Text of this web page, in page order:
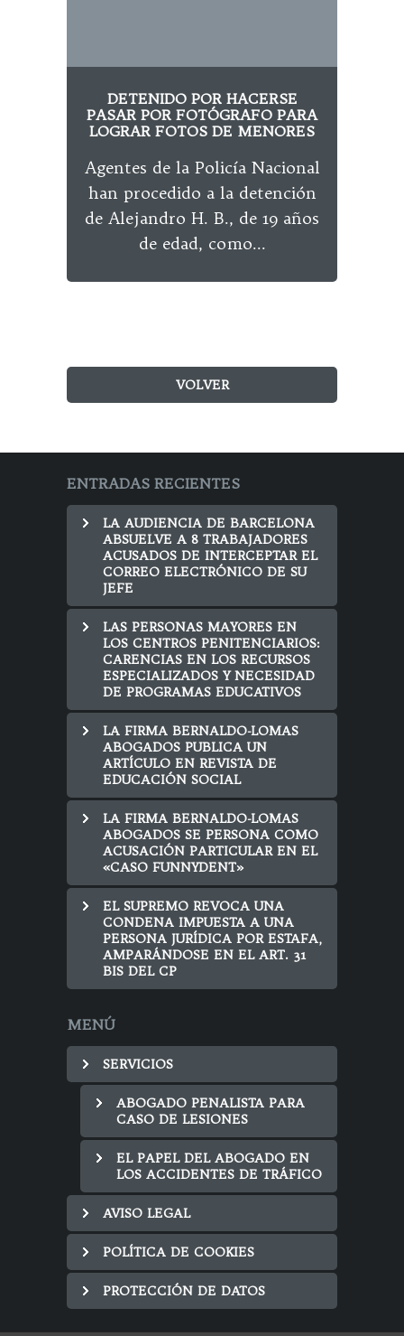
DETENIDO POR HACERSE
PASAR POR FOTÓGRAFO PARA
LOGRAR FOTOS DE MENORES
Agentes de la Policía Nacional
han procedido a la detención
de Alejandro H. B., de 19 años
de edad, como...
VOLVER
ENTRADAS RECIENTES
LA AUDIENCIA DE BARCELONA
ABSUELVE A 8 TRABAJADORES
ACUSADOS DE INTERCEPTAR EL
CORREO ELECTRÓNICO DE SU
JEFE
LAS PERSONAS MAYORES EN
LOS CENTROS PENITENCIARIOS:
CARENCIAS EN LOS RECURSOS
ESPECIALIZADOS Y NECESIDAD
DE PROGRAMAS EDUCATIVOS
LA FIRMA BERNALDO-LOMAS
ABOGADOS PUBLICA UN
ARTÍCULO EN REVISTA DE
EDUCACIÓN SOCIAL
LA FIRMA BERNALDO-LOMAS
ABOGADOS SE PERSONA COMO
ACUSACIÓN PARTICULAR EN EL
«CASO FUNNYDENT»
EL SUPREMO REVOCA UNA
CONDENA IMPUESTA A UNA
PERSONA JURÍDICA POR ESTAFA,
AMPARÁNDOSE EN EL ART. 31
BIS DEL CP
MENÚ
SERVICIOS
ABOGADO PENALISTA PARA
CASO DE LESIONES
EL PAPEL DEL ABOGADO EN
LOS ACCIDENTES DE TRÁFICO
AVISO LEGAL
POLÍTICA DE COOKIES
PROTECCIÓN DE DATOS